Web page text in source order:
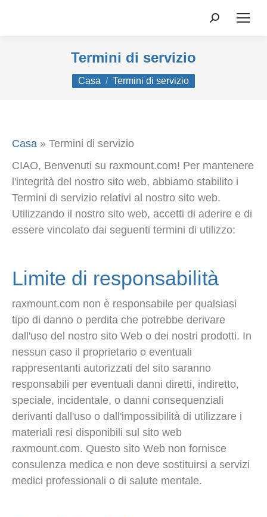
Ricerca:
Termini di servizio
Tu sei qui:
Casa Termini di servizio
Casa » Termini di servizio
CIAO, Benvenuti su raxmount.com! Per mantenere
l'integrità del nostro sito web, abbiamo stabilito i
Termini di servizio relativi al nostro sito web.
Utilizzando il nostro sito web, accetti di aderire e di
essere vincolato dai seguenti termini di utilizzo:
Limite di responsabilità
raxmount.com non è responsabile per qualsiasi
tipo di danno o perdita che potrebbe derivare
dall'uso del nostro sito Web o dei nostri prodotti. In
nessun caso il proprietario o eventuali
rappresentanti autorizzati del sito saranno
responsabili per eventuali danni diretti, indiretto,
speciale, incidentale, o danni consequenziali
derivanti dall'uso o dall'impossibilità di utilizzare i
materiali resi disponibili sul sito web
raxmount.com. Questo sito Web non fornisce
consulenza medica e non deve sostituirsi a servizi
medici professionali o di salute mentale.